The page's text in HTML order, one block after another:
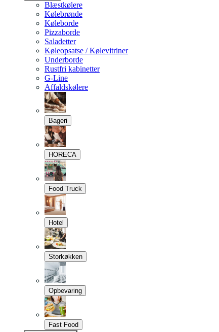
Blæstkølere
Kølebrønde
Køleborde
Pizzaborde
Saladetter
Køleopsatse / Kølevitriner
Underborde
Rustfri kabinetter
G-Line
Affaldskølere
Bageri
HORECA
Food Truck
Hotel
Storkøkken
Opbevaring
Fast Food